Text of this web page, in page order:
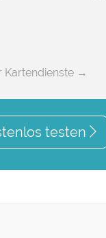
Kartendienste →
testen